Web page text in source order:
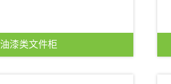
油漆类文件柜